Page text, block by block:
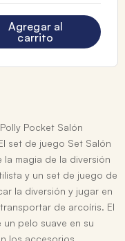
Agregar al
carrito
Pocket Salón
set de juego Set Salón
la magia de la diversión
y un set de juego de
la diversión y jugar en
de arcoíris. El
pelo suave en su